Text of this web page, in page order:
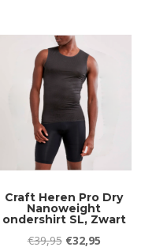
was:
€59,95.
is:
Craft Heren Pro Dry
Nanoweight
ondershirt SL, Zwart
€39,95 Oorspronkelijke
€32,95Huidige